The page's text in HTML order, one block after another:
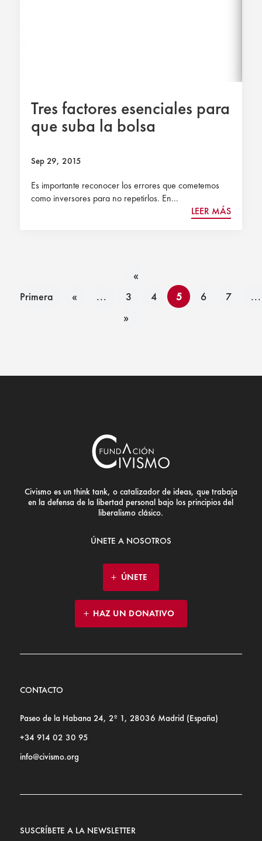
Tres factores esenciales para
que suba la bolsa
Sep 29, 2015
Es importante reconocer los errores que cometemos
como inversores para no repetirlos. En...
LEER MÁS
«
Primera
« ... 3 4 5 6 7
...
»
Civismo es un think tank, o catalizador de ideas, que trabaja
en la defensa de la libertad personal bajo los principios del
liberalismo clásico.
ÚNETE A NOSOTROS
ÚNETE
HAZ UN DONATIVO
CONTACTO
Paseo de la Habana 24, 2º 1, 28036 Madrid (España)
+34 914 02 30 95
info@civismo.org
SUSCRÍBETE A LA NEWSLETTER